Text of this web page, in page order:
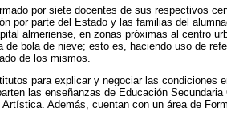
por siete docentes de sus respectivos
por parte del Estado y las familias del
almeriense, en zonas próximas al centro
bola de nieve; esto es, haciendo uso de
de los mismos.
para explicar y negociar las condiciones
las enseñanzas de Educación
Además, cuentan con un área de